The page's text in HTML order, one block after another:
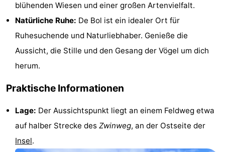
Residentie
Texel
Villapark
Vogelmient
Hotels
Zimmer
(mit
Lastminutes
tun
Museen
blühenden Wiesen und einer großen Artenvielfalt.
Natürliche Ruhe: De Bol ist ein idealer Ort für
Ruhesuchende und Naturliebhaber. Genieße die
Aussicht, die Stille und den Gesang der Vögel um dich
herum.
Praktische Informationen
Lage: Der Aussichtspunkt liegt an einem Feldweg etwa
auf halber Strecke des Zwinweg, an der Ostseite der
Insel.